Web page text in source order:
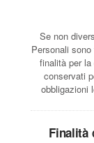
Se non
Personali
finalità per
conservati
obbligazioni
Finalità